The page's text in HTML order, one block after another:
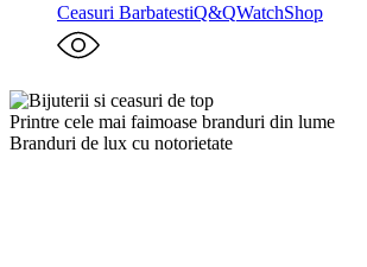
Ceasuri BarbatestiQ&QWatchShop
Printre cele mai faimoase branduri din lume
Branduri de lux cu notorietate